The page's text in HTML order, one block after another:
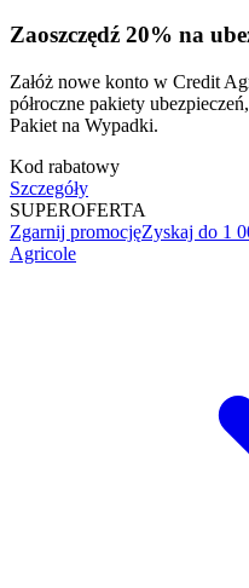
Zaoszczędź 20% na
Załóż nowe konto w Credit
półroczne pakiety
Pakiet na Wypadki.
Kod rabatowy
Szczegóły
SUPEROFERTA
Zgarnij promocjęZyskaj do 1
Agricole